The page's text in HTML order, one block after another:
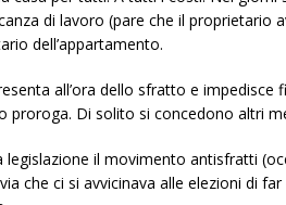
di lavoro (pare che il proprietario
dell’appartamento.
all’ora dello sfratto e impedisce
Di solito si concedono altri
il movimento antisfratti
che ci si avvicinava alle elezioni di